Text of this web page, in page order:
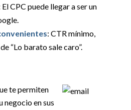
El CPC puede llegar a ser un
: CTR mínimo,
“Lo barato sale caro”.
te permiten
negocio en sus